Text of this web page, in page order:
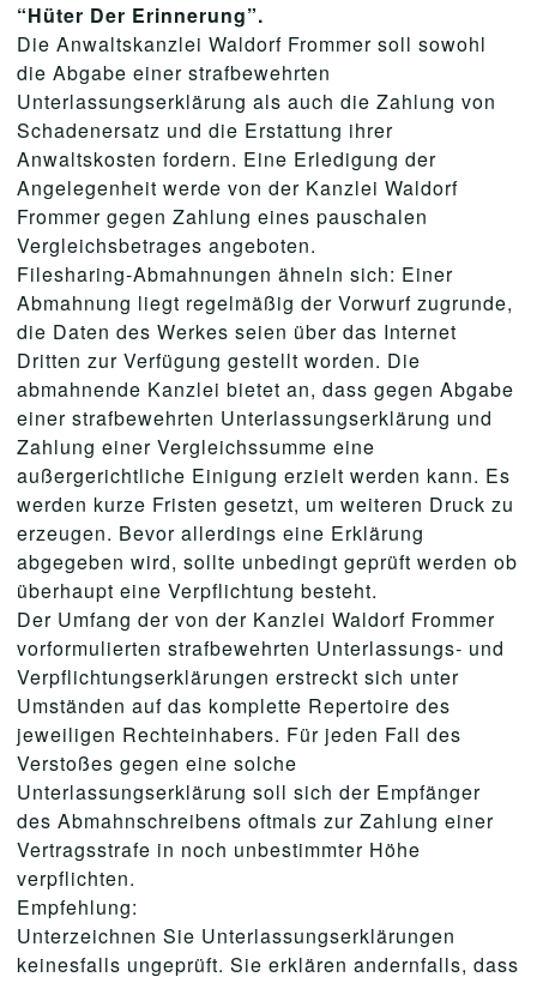
“Hüter Der Erinnerung”.
Die Anwaltskanzlei Waldorf Frommer soll sowohl
die Abgabe einer strafbewehrten
Unterlassungserklärung als auch die Zahlung von
Schadenersatz und die Erstattung ihrer
Anwaltskosten fordern. Eine Erledigung der
Angelegenheit werde von der Kanzlei Waldorf
Frommer gegen Zahlung eines pauschalen
Vergleichsbetrages angeboten.
Filesharing-Abmahnungen ähneln sich: Einer
Abmahnung liegt regelmäßig der Vorwurf zugrunde,
die Daten des Werkes seien über das Internet
Dritten zur Verfügung gestellt worden. Die
abmahnende Kanzlei bietet an, dass gegen Abgabe
einer strafbewehrten Unterlassungserklärung und
Zahlung einer Vergleichssumme eine
außergerichtliche Einigung erzielt werden kann. Es
werden kurze Fristen gesetzt, um weiteren Druck zu
erzeugen. Bevor allerdings eine Erklärung
abgegeben wird, sollte unbedingt geprüft werden ob
überhaupt eine Verpflichtung besteht.
Der Umfang der von der Kanzlei Waldorf Frommer
vorformulierten strafbewehrten Unterlassungs- und
Verpflichtungserklärungen erstreckt sich unter
Umständen auf das komplette Repertoire des
jeweiligen Rechteinhabers. Für jeden Fall des
Verstoßes gegen eine solche
Unterlassungserklärung soll sich der Empfänger
des Abmahnschreibens oftmals zur Zahlung einer
Vertragsstrafe in noch unbestimmter Höhe
verpflichten.
Empfehlung:
Unterzeichnen Sie Unterlassungserklärungen
keinesfalls ungeprüft. Sie erklären andernfalls, dass